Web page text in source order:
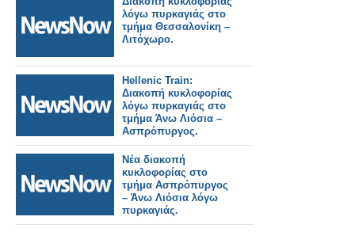
συνδεσιμότητα
Ξινχουά.
λόγω πυρκαγιάς στο
τμήμα Θεσσαλονίκη –
Λιτόχωρο.
Hellenic Train:
Διακοπή κυκλοφορίας
λόγω πυρκαγιάς στο
τμήμα Άνω Λιόσια –
Ασπρόπυργος.
Νέα διακοπή
κυκλοφορίας στο
τμήμα Ασπρόπυργος
– Άνω Λιόσια λόγω
πυρκαγιάς.